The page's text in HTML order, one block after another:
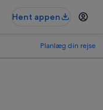
Hent appen
Planlæg din rejse